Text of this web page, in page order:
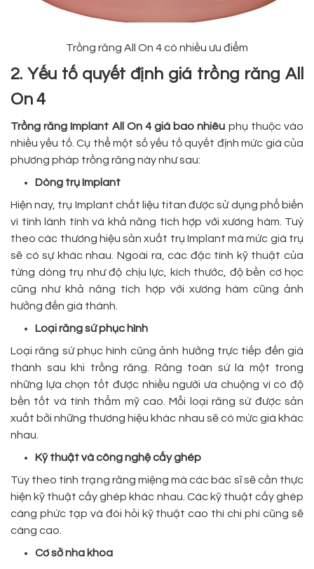
Trồng răng All On 4 có nhiều ưu điểm
2. Yếu tố quyết định giá trồng răng All
On 4
Trồng răng Implant All On 4 giá bao nhiêu phụ thuộc vào
nhiều yếu tố. Cụ thể một số yếu tố quyết định mức giá của
phương pháp trồng răng này như sau:
Dòng trụ Implant
Hiện nay, trụ Implant chất liệu titan được sử dụng phổ biến
vì tính lành tính và khả năng tích hợp với xương hàm. Tuỳ
theo các thương hiệu sản xuất trụ Implant mà mức giá trụ
sẽ có sự khác nhau. Ngoài ra, các đặc tính kỹ thuật của
từng dòng trụ như độ chịu lực, kích thước, độ bền cơ học
cũng như khả năng tích hợp với xương hàm cũng ảnh
hưởng đến giá thành.
Loại răng sứ phục hình
Loại răng sứ phục hình cũng ảnh hưởng trực tiếp đến giá
thành sau khi trồng răng. Răng toàn sứ là một trong
những lựa chọn tốt được nhiều người ưa chuộng vì có độ
bền tốt và tính thẩm mỹ cao. Mỗi loại răng sứ được sản
xuất bởi những thương hiệu khác nhau sẽ có mức giá khác
nhau.
Kỹ thuật và công nghệ cấy ghép
Tùy theo tình trạng răng miệng mà các bác sĩ sẽ cần thực
hiện kỹ thuật cấy ghép khác nhau. Các kỹ thuật cấy ghép
càng phức tạp và đòi hỏi kỹ thuật cao thì chi phí cũng sẽ
càng cao.
Cơ sở nha khoa